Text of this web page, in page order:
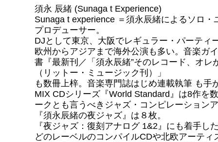
須永 辰緒 (Sunaga t Experience)
Sunaga t experience ＝須永辰緒によるソロ・
プロデューサー。
DJとして東京、大阪でレギュラー・パーティ
欧州からアジアまで海外公演も多い。音楽ガ
書『最新刊／「須永辰緒”そのレコード、オレ
（リットー・ミュージック刊）」
も数冊上梓。音楽専門誌はじめ連載執筆 も手
MIX CDシリーズ『World Standard』は8作を
ークとも言うべきジャズ・コンピレーション
『須永辰緒の夜ジャズ』は８枚。
『夜ジャズ：復刻アナログ 1&2』にも着手し
どのレーベルのコンパイルCDや北欧アーティ